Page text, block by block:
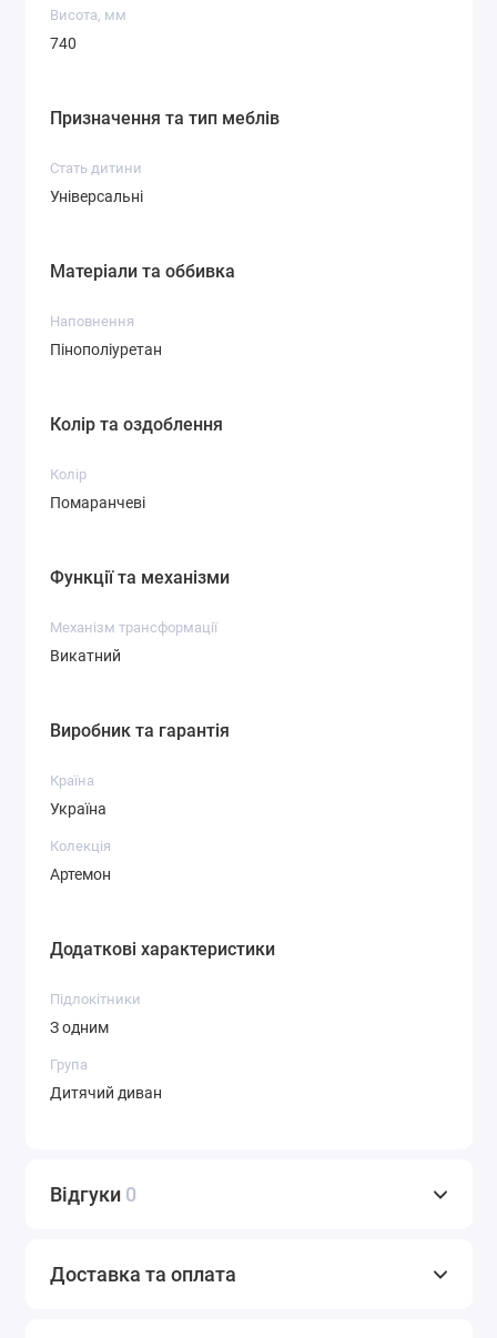
Висота, мм
740
Призначення та тип меблів
Стать дитини
Універсальні
Матеріали та оббивка
Наповнення
Пінополіуретан
Колір та оздоблення
Колір
Помаранчеві
Функції та механізми
Механізм трансформації
Викатний
Виробник та гарантія
Країна
Україна
Колекція
Артемон
Додаткові характеристики
Підлокітники
З одним
Група
Дитячий диван
Відгуки 0
Доставка та оплата